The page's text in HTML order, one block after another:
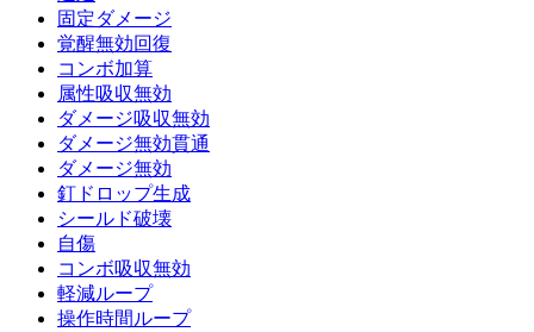
固定ダメージ
覚醒無効回復
コンボ加算
属性吸収無効
ダメージ吸収無効
ダメージ無効貫通
ダメージ無効
釘ドロップ生成
シールド破壊
自傷
コンボ吸収無効
軽減ループ
操作時間ループ